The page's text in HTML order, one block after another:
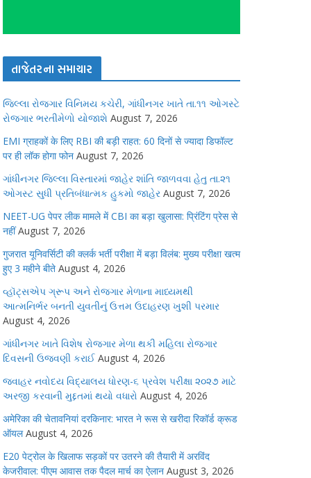
તાજેતરના સમાચાર
જિલ્લા રોજગાર વિનિમય કચેરી, ગાંધીનગર ખાતે તા.૧૧ ઓગસ્ટે
રોજગાર ભરતીમેળો યોજાશે August 7, 2026
EMI ग्राहकों के लिए RBI की बड़ी राहत: 60 दिनों से ज्यादा डिफॉल्ट
पर ही लॉक होगा फोन August 7, 2026
ગાંધીનગર જિલ્લા વિસ્તારમાં જાહેર શાંતિ જાળવવા હેતુ તા.૨૧
ઓગસ્ટ સુધી પ્રતિબંધાત્મક હુકમો જાહેર August 7, 2026
NEET-UG पेपर लीक मामले में CBI का बड़ा खुलासा: प्रिंटिंग प्रेस से
नहीं August 7, 2026
गुजरात यूनिवर्सिटी की क्लर्क भर्ती परीक्षा में बड़ा विलंब: मुख्य परीक्षा खत्म
हुए 3 महीने बीते August 4, 2026
વ્હૉટ્સએપ ગ્રૂપ અને રોજગાર મેળાના માધ્યમથી
આત્મનિર્ભર બનતી યુવતીનું ઉત્તમ ઉદાહરણ ખુશી પરમાર
August 4, 2026
ગાંધીનગર ખાતે વિશેષ રોજગાર મેળા થકી મહિલા રોજગાર
દિવસની ઉજવણી કરાઈ August 4, 2026
જવાહર નવોદય વિદ્યાલય ધોરણ-૬ પ્રવેશ પરીક્ષા ૨૦૨૭ માટે
અરજી કરવાની મુદ્દતમાં થયો વધારો August 4, 2026
अमेरिका की चेतावनियां दरकिनार: भारत ने रूस से खरीदा रिकॉर्ड क्रूड
ऑयल August 4, 2026
E20 पेट्रोल के खिलाफ सड़कों पर उतरने की तैयारी में अरविंद
केजरीवाल: पीएम आवास तक पैदल मार्च का ऐलान August 3, 2026